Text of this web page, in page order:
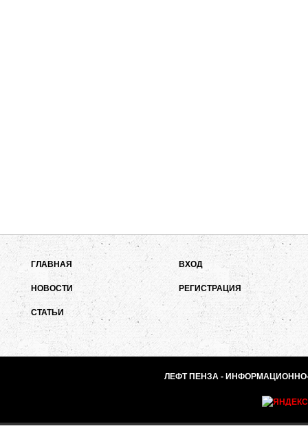
ГЛАВНАЯ
НОВОСТИ
СТАТЬИ
ВХОД
РЕГИСТРАЦИЯ
ЛЕФТ ПЕНЗА - ИНФОРМАЦИОННО-